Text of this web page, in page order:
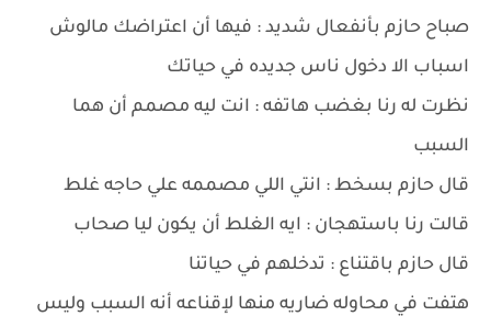
صباح حازم بأنفعال شديد : فيها أن اعتراضك مالوش
اسباب الا دخول ناس جديده في حياتك
نظرت له رنا بغضب هاتفه : انت ليه مصمم أن هما
السبب
قال حازم بسخط : انتي اللي مصممه علي حاجه غلط
قالت رنا باستهجان : ايه الغلط أن يكون ليا صحاب
قال حازم باقتناع : تدخلهم في حياتنا
هتفت في محاوله ضاريه منها لإقناعه أنه السبب وليس